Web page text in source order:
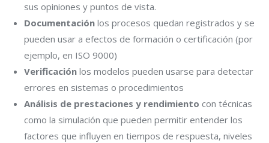
sus opiniones y puntos de vista.
Documentación los procesos quedan registrados y se
pueden usar a efectos de formación o certificación (por
ejemplo, en ISO 9000)
Verificación los modelos pueden usarse para detectar
errores en sistemas o procedimientos
Análisis de prestaciones y rendimiento con técnicas
como la simulación que pueden permitir entender los
factores que influyen en tiempos de respuesta, niveles